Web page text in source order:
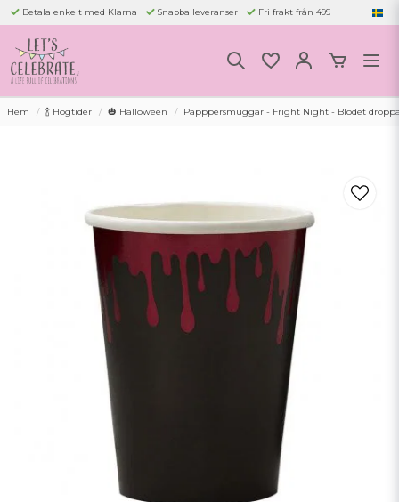
Betala enkelt med Klarna Snabba leveranser Fri frakt från 499
Hem 🍾 Högtider 🎃 Halloween Papppersmuggar - Fright Night - Blodet